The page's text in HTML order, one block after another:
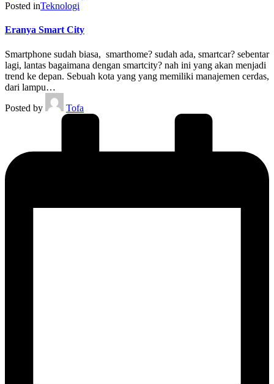
Posted inTeknologi
Eranya Smart City
Smartphone sudah biasa, smarthome? sudah ada, smartcar? sebentar
lagi, lantas bagaimana dengan smartcity? nah ini yang akan menjadi
trend ke depan. Sebuah kota yang yang memiliki manajemen cerdas,
dari lampu…
Posted by
Tofa